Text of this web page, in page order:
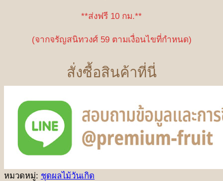
**ส่งฟรี 10 กม.**
(จากจรัญสนิทวงศ์ 59 ตามเงื่อนไขที่กำหนด)
สั่งซื้อสินค้าที่นี่
หมวดหมู่: ชุดผลไม้วันเกิด